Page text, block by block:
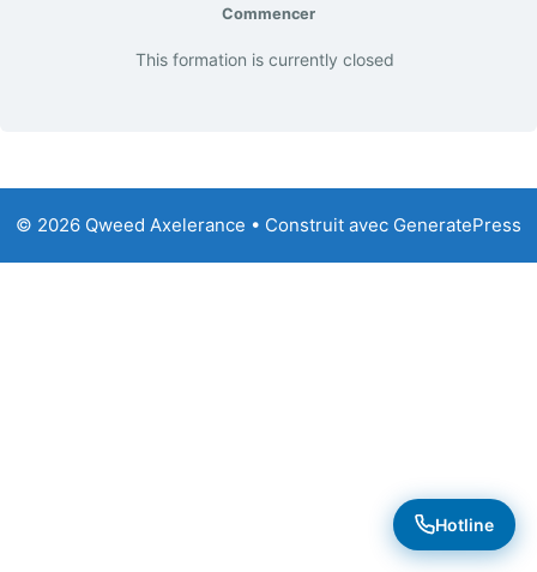
Commencer
This formation is currently closed
© 2026 Qweed Axelerance • Construit avec GeneratePress
Hotline